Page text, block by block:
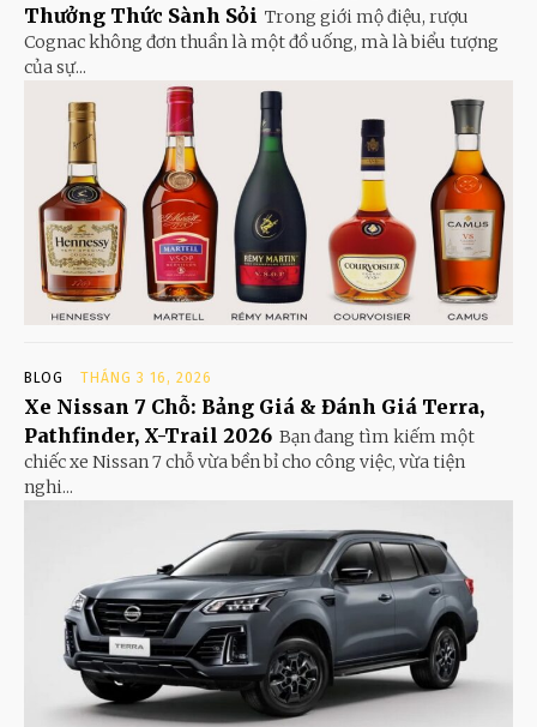
Thưởng Thức Sành Sỏi Trong giới mộ điệu, rượu
Cognac không đơn thuần là một đồ uống, mà là biểu tượng
của sự...
BLOG THÁNG 3 16, 2026
Xe Nissan 7 Chỗ: Bảng Giá & Đánh Giá Terra,
Pathfinder, X-Trail 2026 Bạn đang tìm kiếm một
chiếc xe Nissan 7 chỗ vừa bền bỉ cho công việc, vừa tiện
nghi...